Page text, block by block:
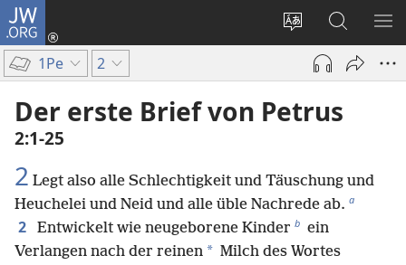
JW.ORG
Websitesprache
ändern
Anmelden
(öffnet
Fenster)
Suche
1Pe 2
Der erste Brief von Petrus
2:1-25
2 Legt also alle Schlechtigkeit und Täuschung und
Heuchelei und Neid und alle üble Nachrede ab. a
2 Entwickelt wie neugeborene Kinder b ein
Verlangen nach der reinen * Milch des Wortes